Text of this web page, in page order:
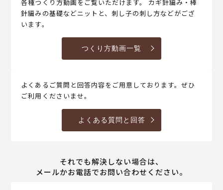
各種つくり方動画をご覧いただけます。 カギ針編み・棒
針編みの基礎などニットと、刺し子の刺し方などがござ
います。
つくり方動画一覧
よくあるご質問と回答内容をご用意しております。ぜひ
ご利用くださいませ。
よくある質問と回答
それでも解決しない場合は、
メールかお電話でお問い合わせください。